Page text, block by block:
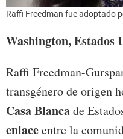
Raffi Freedman fue adoptado
Washington, Estados
Raffi Freedman-
transgénero de origen
Casa Blancade
enlaceentre la